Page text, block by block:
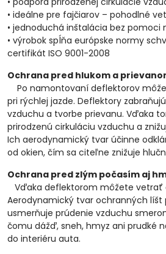
• ideálne pre fajčiarov – pohodlné
• jednoduchá inštalácia bez pomoci
• výrobok spĺňa európske normy
certifikát ISO 9001-2008
Ochrana pred hlukom a
Po namontovaní deflektorov
pri rýchlej jazde. Deflektory
vzduchu a tvorbe prievanu. Vďaka
prirodzenú cirkuláciu vzduchu a
Ich aerodynamický tvar účinne
od okien, čím sa citeľne znižuje
Ochrana pred zlým počasím aj
Vďaka deflektorom môžete vetrať
Aerodynamický tvar ochranných líšt
usmerňuje prúdenie vzduchu
čomu dážď, sneh, hmyz ani prudké
do interiéru auta.